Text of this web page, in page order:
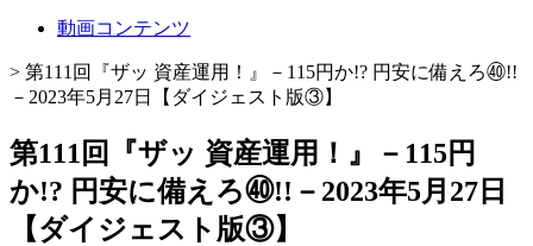
動画コンテンツ
> 第111回『ザッ 資産運用！』－115円か!? 円安に備えろ㊵!!
－2023年5月27日【ダイジェスト版③】
第111回『ザッ 資産運用！』－115円
か!? 円安に備えろ㊵!!－2023年5月27日
【ダイジェスト版③】